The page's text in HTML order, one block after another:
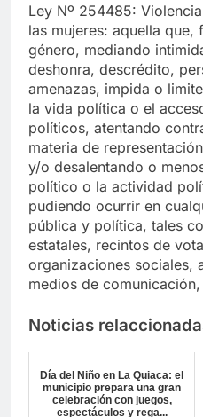
Ley Nº 254485:
las mujeres: aquella que,
género, mediando
deshonra, descrédito,
amenazas, impida o
la vida política o el
políticos, atentando
materia de
y/o desalentando o
político o la actividad
pudiendo ocurrir en
pública y política, tales
estatales, recintos de
organizaciones sociales,
medios de
Noticias
Día del Niño en La Quiaca: el
municipio prepara una gran
celebración con juegos,
espectáculos y rega...